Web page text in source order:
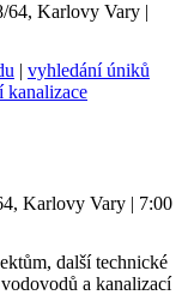
64, Karlovy Vary |
| vyhledání úniků
kanalizace
Karlovy Vary | 7:00
další technické
a kanalizací